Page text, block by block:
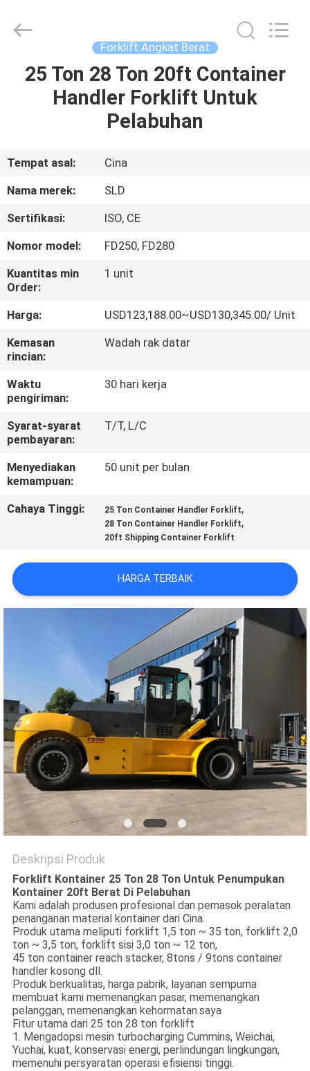
RUMAH
TENTANG
KAMI
TUR
PABRIK
KONTROL
KUALITAS
SITEMAP
PRIVACY
POLICY
Reserved.
Forklift Angkat Berat
25 Ton 28 Ton 20ft Container
Handler Forklift Untuk
Pelabuhan
Tempat asal:
Cina
Nama merek:
SLD
Sertifikasi:
ISO, CE
Nomor model:
FD250, FD280
Kuantitas min
Order:
1 unit
Harga:
USD123,188.00~USD130,345.00/ Unit
Kemasan
rincian:
Wadah rak datar
Waktu
pengiriman:
30 hari kerja
Syarat-syarat
pembayaran:
T/T, L/C
Menyediakan
kemampuan:
50 unit per bulan
Cahaya Tinggi: 25 Ton Container Handler Forklift,
28 Ton Container Handler Forklift,
20ft Shipping Container Forklift
HARGA TERBAIK
Deskripsi Produk
Forklift Kontainer 25 Ton 28 Ton Untuk Penumpukan
Kontainer 20ft Berat Di Pelabuhan
Kami adalah produsen profesional dan pemasok peralatan
penanganan material kontainer dari Cina.
Produk utama meliputi forklift 1,5 ton ~ 35 ton, forklift 2,0
ton ~ 3,5 ton, forklift sisi 3,0 ton ~ 12 ton,
45 ton container reach stacker, 8tons / 9tons container
handler kosong dll.
Produk berkualitas, harga pabrik, layanan sempurna
membuat kami memenangkan pasar, memenangkan
pelanggan, memenangkan kehormatan.saya
Fitur utama dari 25 ton 28 ton forklift
1. Mengadopsi mesin turbocharging Cummins, Weichai,
Yuchai, kuat, konservasi energi, perlindungan lingkungan,
memenuhi persyaratan operasi efisiensi tinggi.